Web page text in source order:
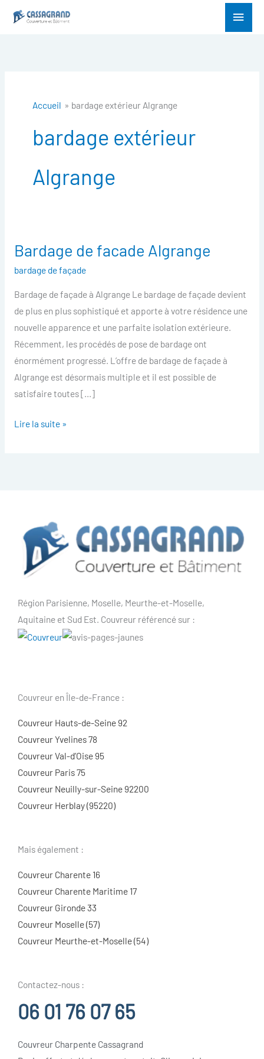
Menu
Accueil bardage extérieur Algrange
bardage extérieur
Algrange
Bardage de facade Algrange
bardage de façade
Bardage de façade à Algrange Le bardage de façade devient
de plus en plus sophistiqué et apporte à votre résidence une
nouvelle apparence et une parfaite isolation extérieure.
Récemment, les procédés de pose de bardage ont
énormément progressé. L’offre de bardage de façade à
Algrange est désormais multiple et il est possible de
satisfaire toutes […]
Bardage
Algrange
Lire la suite »
Région Parisienne, Moselle, Meurthe-et-Moselle,
Aquitaine et Sud Est. Couvreur référencé sur :
Couvreur en Île-de-France :
Couvreur Hauts-de-Seine 92
Couvreur Yvelines 78
Couvreur Val-d’Oise 95
Couvreur Paris 75
Couvreur Neuilly-sur-Seine 92200
Couvreur Herblay (95220)
Mais également :
Couvreur Charente 16
Couvreur Charente Maritime 17
Couvreur Gironde 33
Couvreur Moselle (57)
Couvreur Meurthe-et-Moselle (54)
Contactez-nous :
06 01 76 07 65
Couvreur Charpente Cassagrand